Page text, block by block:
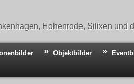
Hohenrode, Silixen und
Objektbilder